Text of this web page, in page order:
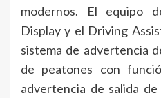
modernos. El equipo
Display y el Driving
sistema de advertencia
de peatones con
advertencia de salida